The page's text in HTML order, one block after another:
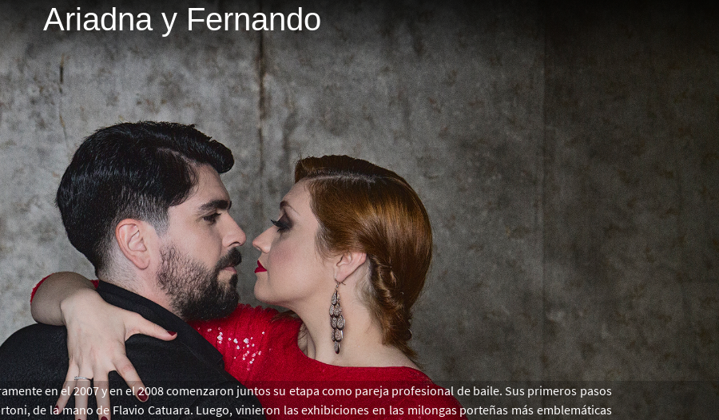
Ariadna y Fernando
en el 2007 y en el 2008 comenzaron juntos su etapa como pareja profesional de baile. Sus primeros pasos
de la mano de Flavio Catuara. Luego, vinieron las exhibiciones en las milongas porteñas más emblemáticas